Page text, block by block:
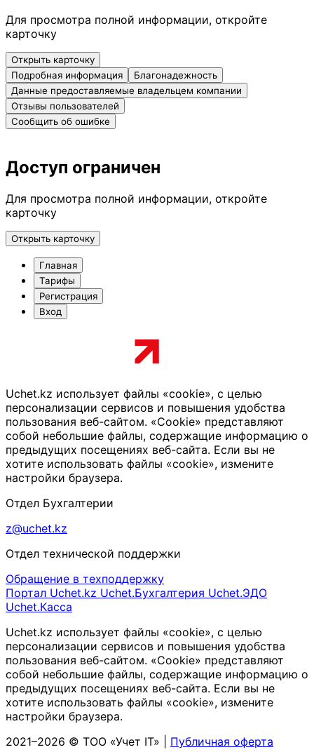
Для просмотра полной информации, откройте
карточку
Открыть карточку
Подробная информация
Благонадежность
Данные предоставляемые владельцем компании
Отзывы пользователей
Сообщить об ошибке
Доступ ограничен
Для просмотра полной информации, откройте
карточку
Открыть карточку
Главная
Тарифы
Регистрация
Вход
Uchet.kz использует файлы «cookie», с целью
персонализации сервисов и повышения удобства
пользования веб-сайтом. «Cookie» представляют
собой небольшие файлы, содержащие информацию о
предыдущих посещениях веб-сайта. Если вы не
хотите использовать файлы «cookie», измените
настройки браузера.
Отдел Бухгалтерии
z@uchet.kz
Отдел технической поддержки
Обращение в техподдержку
Портал Uchet.kz Uchet.Бухгалтерия Uchet.ЭДО
Uchet.Касса
Uchet.kz использует файлы «cookie», с целью
персонализации сервисов и повышения удобства
пользования веб-сайтом. «Cookie» представляют
собой небольшие файлы, содержащие информацию о
предыдущих посещениях веб-сайта. Если вы не
хотите использовать файлы «cookie», измените
настройки браузера.
2021–2026 © ТОО «Учет IT» | Публичная оферта